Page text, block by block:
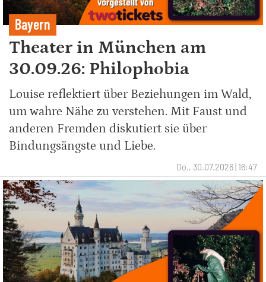
Bayern
Theater in München am
30.09.26: Philophobia
Louise reflektiert über Beziehungen im Wald,
um wahre Nähe zu verstehen. Mit Faust und
anderen Fremden diskutiert sie über
Bindungsängste und Liebe.
Do., 30.07.2026 | 16:47